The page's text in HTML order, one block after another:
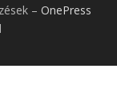
– OnePress